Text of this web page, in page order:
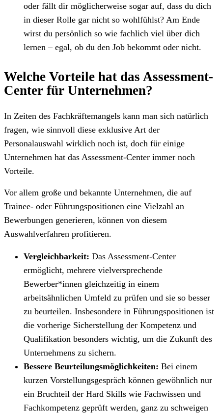
oder fällt dir möglicherweise sogar auf, dass du dich
in dieser Rolle gar nicht so wohlfühlst? Am Ende
wirst du persönlich so wie fachlich viel über dich
lernen – egal, ob du den Job bekommt oder nicht.
Welche Vorteile hat das Assessment-
Center für Unternehmen?
In Zeiten des Fachkräftemangels kann man sich natürlich
fragen, wie sinnvoll diese exklusive Art der
Personalauswahl wirklich noch ist, doch für einige
Unternehmen hat das Assessment-Center immer noch
Vorteile.
Vor allem große und bekannte Unternehmen, die auf
Trainee- oder Führungspositionen eine Vielzahl an
Bewerbungen generieren, können von diesem
Auswahlverfahren profitieren.
Vergleichbarkeit: Das Assessment-Center
ermöglicht, mehrere vielversprechende
Bewerber*innen gleichzeitig in einem
arbeitsähnlichen Umfeld zu prüfen und sie so besser
zu beurteilen. Insbesondere in Führungspositionen ist
die vorherige Sicherstellung der Kompetenz und
Qualifikation besonders wichtig, um die Zukunft des
Unternehmens zu sichern.
Bessere Beurteilungsmöglichkeiten: Bei einem
kurzen Vorstellungsgespräch können gewöhnlich nur
ein Bruchteil der Hard Skills wie Fachwissen und
Fachkompetenz geprüft werden, ganz zu schweigen